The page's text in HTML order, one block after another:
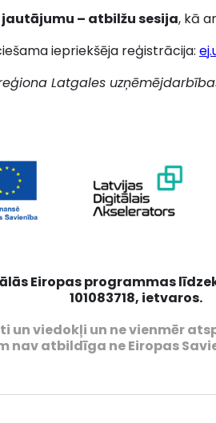
– atbilžu sesija, kā
iepriekšēja reģistrācija:
Latgales
Eiropas programmas
101083718, ietvaros.
viedokļi un ne vienmēr
nav atbildīga ne Eiropas